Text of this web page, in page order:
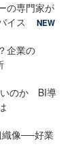
の専門家が
イス
NEW
企業の
いのか BI導
織像──好業